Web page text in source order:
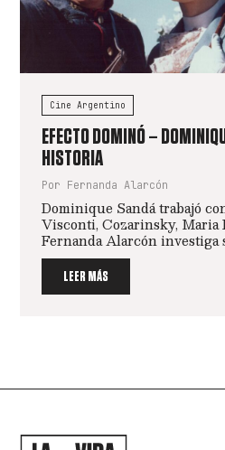
Cine Argentino
EFECTO DOMINÓ –
HISTORIA
Por Fernanda Alarcón
Dominique Sandá trabajó
Visconti, Cozarinsky, Maria
Fernanda Alarcón investiga
LEER MÁS